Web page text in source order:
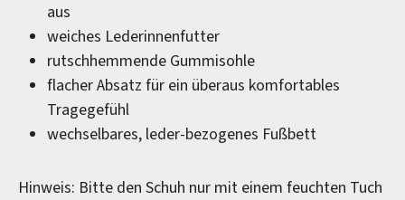
aus
weiches Lederinnenfutter
rutschhemmende Gummisohle
flacher Absatz für ein überaus komfortables
Tragegefühl
wechselbares, leder-bezogenes Fußbett
Hinweis: Bitte den Schuh nur mit einem feuchten Tuch